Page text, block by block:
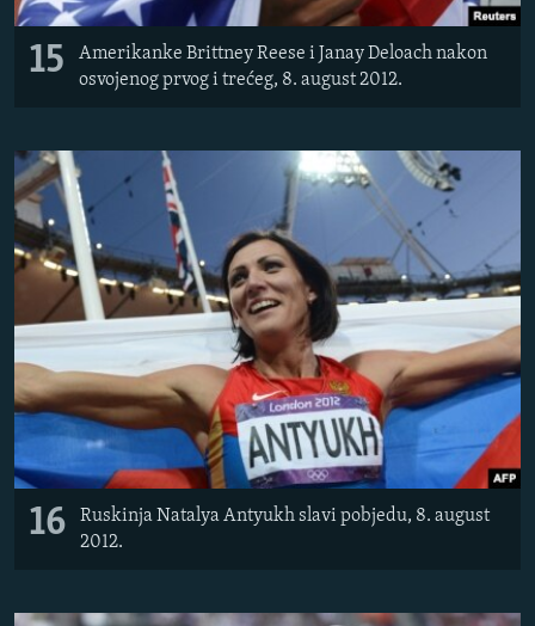
15
Amerikanke Brittney Reese i Janay Deloach nakon
osvojenog prvog i trećeg, 8. august 2012.
16
Ruskinja Natalya Antyukh slavi pobjedu, 8. august
2012.